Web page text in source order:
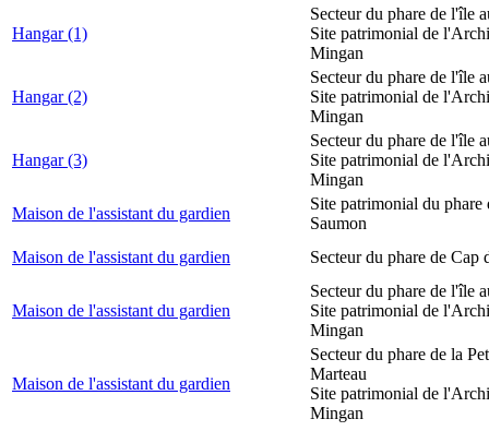
Hangar (1)
Secteur du phare de l'île
Site patrimonial de
Mingan
Hangar (2)
Secteur du phare de l'île
Site patrimonial de
Mingan
Hangar (3)
Secteur du phare de l'île
Site patrimonial de
Mingan
Maison de l'assistant du gardien
Site patrimonial du phare
Saumon
Maison de l'assistant du gardien
Secteur du phare de Cap
Maison de l'assistant du gardien
Secteur du phare de l'île
Site patrimonial de
Mingan
Maison de l'assistant du gardien
Secteur du phare de la
Marteau
Site patrimonial de
Mingan